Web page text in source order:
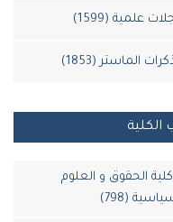
(1599)
(1853)
الحقوق و العلوم
(798)